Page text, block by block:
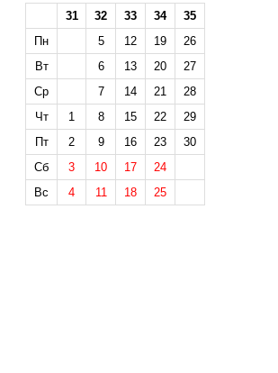
31 32 33 34
35
Пн
5 12 19
26
Вт
6 13 20
27
Ср
7 14 21
28
Чт
1 8 15 22
29
Пт
2 9 16 23
30
Сб
3 10 17
24
Вс
4 11 18 25